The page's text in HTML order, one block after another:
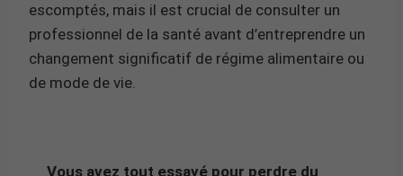
escomptés, mais il est crucial de consulter un
professionnel de la santé avant d’entreprendre un
changement significatif de régime alimentaire ou
de mode de vie.
Vous avez tout essayé pour perdre du